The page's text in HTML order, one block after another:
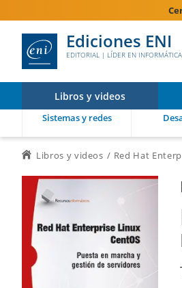
Ediciones ENI
EDITORIAL | LÍDER EN INFORMÁTICA
Libros y videos
Sistemas y redes
Libros y videos Red Hat